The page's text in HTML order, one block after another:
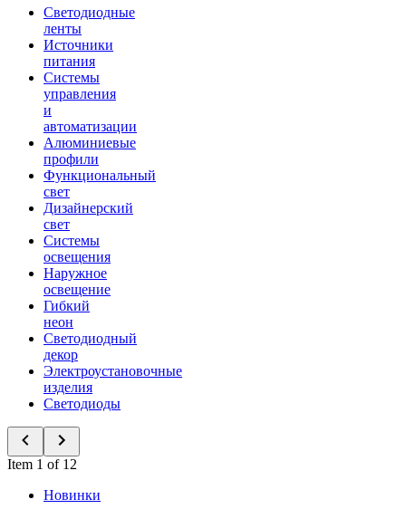
Светодиодные
ленты
Источники
питания
Системы
управления
и
автоматизации
Алюминиевые
профили
Функциональный
свет
Дизайнерский
свет
Системы
освещения
Наружное
освещение
Гибкий
неон
Светодиодный
декор
Электроустановочные
изделия
Светодиоды
Item 1 of 12
Новинки